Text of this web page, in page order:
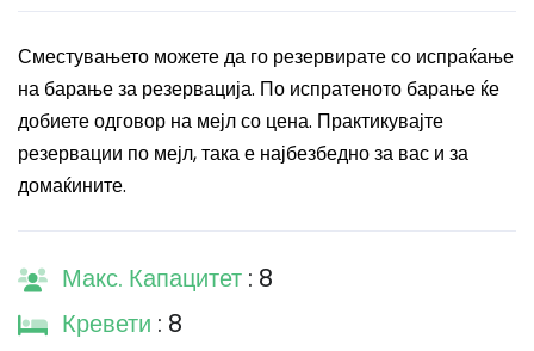
Сместувањето можете да го резервирате со испраќање
на барање за резервација. По испратеното барање ќе
добиете одговор на мејл со цена. Практикувајте
резервации по мејл, така е најбезбедно за вас и за
домаќините.
Макс. Капацитет : 8
Кревети : 8